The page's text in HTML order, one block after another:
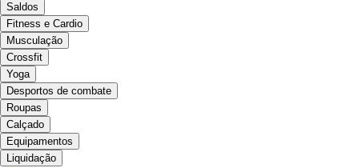
Saldos
Fitness e Cardio
Musculação
Crossfit
Yoga
Desportos de combate
Roupas
Calçado
Equipamentos
Liquidação